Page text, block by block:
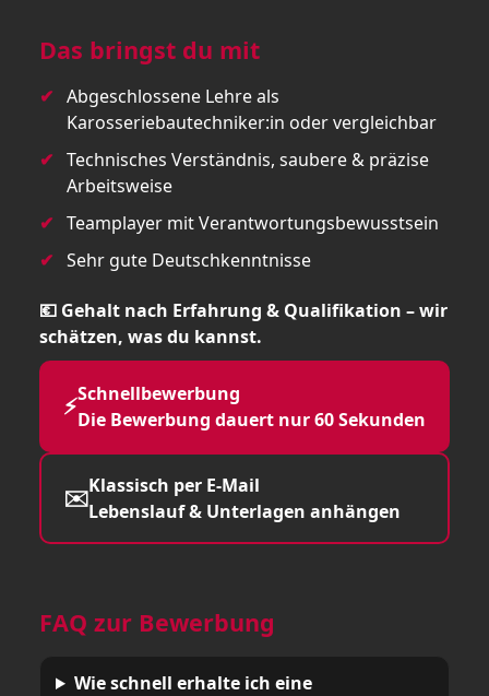
Das bringst du mit
Abgeschlossene Lehre als
Karosseriebautechniker:in oder vergleichbar
Technisches Verständnis, saubere & präzise
Arbeitsweise
Teamplayer mit Verantwortungsbewusstsein
Sehr gute Deutschkenntnisse
💶 Gehalt nach Erfahrung & Qualifikation – wir
schätzen, was du kannst.
⚡Schnellbewerbung
Die Bewerbung dauert nur 60 Sekunden
✉️Klassisch per E-Mail
Lebenslauf & Unterlagen anhängen
FAQ zur Bewerbung
Wie schnell erhalte ich eine